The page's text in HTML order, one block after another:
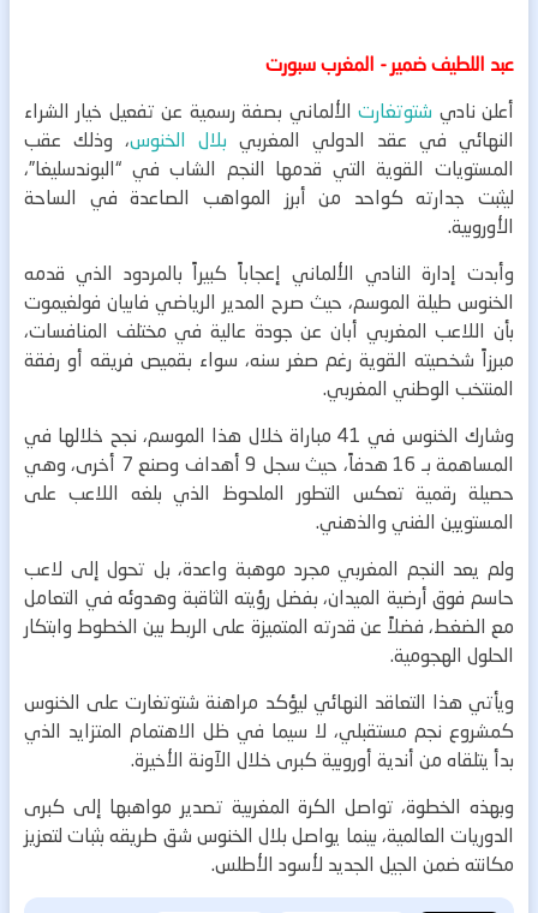
عبد اللطيف ضمير - المغرب سبورت
أعلن نادي شتوتغارتالألماني بصفة رسمية عن تفعيل خيار الشراء
النهائي في عقد الدولي المغربي بلال الخنوس، وذلك عقب
المستويات القوية التي قدمها النجم الشاب في “البوندسليغا”،
ليثبت جدارته كواحد من أبرز المواهب الصاعدة في الساحة
الأوروبية.
وأبدت إدارة النادي الألماني إعجاباً كبيراً بالمردود الذي قدمه
الخنوس طيلة الموسم، حيث صرح المدير الرياضي فابيان فولغيموت
بأن اللاعب المغربي أبان عن جودة عالية في مختلف المنافسات،
مبرزاً شخصيته القوية رغم صغر سنه، سواء بقميص فريقه أو رفقة
المنتخب الوطني المغربي.
وشارك الخنوس في 41 مباراة خلال هذا الموسم، نجح خلالها في
المساهمة بـ 16 هدفاً، حيث سجل 9 أهداف وصنع 7 أخرى، وهي
حصيلة رقمية تعكس التطور الملحوظ الذي بلغه اللاعب على
المستويين الفني والذهني.
ولم يعد النجم المغربي مجرد موهبة واعدة، بل تحول إلى لاعب
حاسم فوق أرضية الميدان، بفضل رؤيته الثاقبة وهدوئه في التعامل
مع الضغط، فضلاً عن قدرته المتميزة على الربط بين الخطوط وابتكار
الحلول الهجومية.
ويأتي هذا التعاقد النهائي ليؤكد مراهنة شتوتغارت على الخنوس
كمشروع نجم مستقبلي، لا سيما في ظل الاهتمام المتزايد الذي
بدأ يتلقاه من أندية أوروبية كبرى خلال الآونة الأخيرة.
وبهذه الخطوة، تواصل الكرة المغربية تصدير مواهبها إلى كبرى
الدوريات العالمية، بينما يواصل بلال الخنوس شق طريقه بثبات لتعزيز
مكانته ضمن الجيل الجديد لأسود الأطلس.